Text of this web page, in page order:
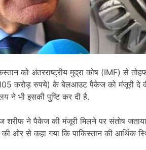
को अंतरराष्ट्रीय मुद्रा कोष (IMF) से
करोड़ रुपये) के बेलआउट पैकेज को मंजूरी दे दी
ने भी इसकी पुष्टि कर दी है.
शरीफ ने पैकेज की मंजूरी मिलने पर संतोष जताया
की ओर से कहा गया कि पाकिस्तान की आर्थिक